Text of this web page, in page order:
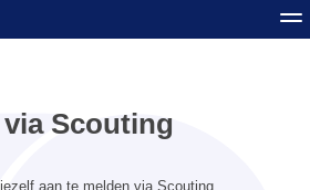
Scouting
aan te melden via Scouting